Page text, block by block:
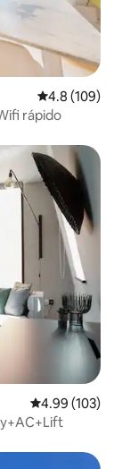
Calificación
4.8 (109)
rápido
Calificación
4.99 (103)